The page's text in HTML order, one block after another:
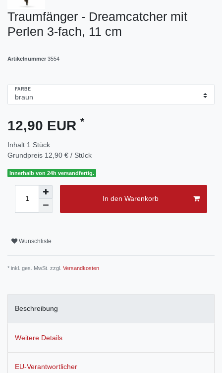
Traumfänger - Dreamcatcher mit
Perlen 3-fach, 11 cm
Artikelnummer 3554
FARBE
12,90 EUR *
Inhalt 1 Stück
Grundpreis 12,90 € / Stück
Innerhalb von 24h versandfertig.
In den Warenkorb
Wunschliste
* inkl. ges. MwSt. zzgl. Versandkosten
Beschreibung
Weitere Details
EU-Verantwortlicher